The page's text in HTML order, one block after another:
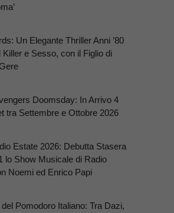
Un Elegante Thriller Anni ’80
Killer e Sesso, con il Figlio di
Doomsday: In Arrivo 4
tra Settembre e Ottobre 2026
Estate 2026: Debutta Stasera
lo Show Musicale di Radio
Noemi ed Enrico Papi
del Pomodoro Italiano: Tra Dazi,